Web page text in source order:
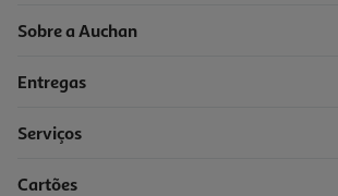
Sobre a Auchan
Entregas
Serviços
Cartões